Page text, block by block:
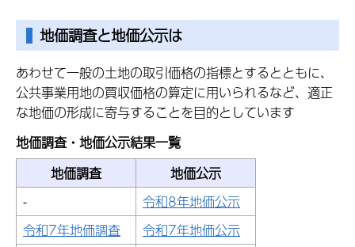
地価調査と地価公示は
あわせて一般の土地の取引価格の指標とするとともに、
公共事業用地の買収価格の算定に用いられるなど、適正
な地価の形成に寄与することを目的としています
地価調査・地価公示結果一覧
地価調査
地価公示
-
令和8年地価公示
令和7年地価調査
令和7年地価公示